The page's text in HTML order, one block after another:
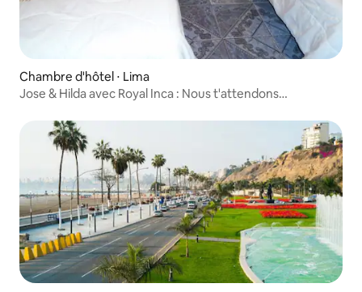
Chambre d'hôtel ⋅ Lima
Jose & Hilda avec Royal Inca : Nous t'attendons